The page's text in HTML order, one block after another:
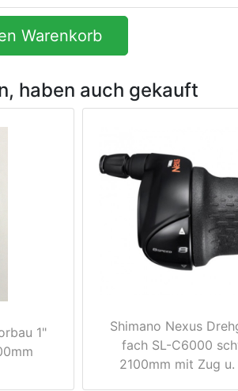
Warenkorb
haben auch gekauft
1"
Shimano Nexus
fach SL-C6000
2100mm mit Zug u.